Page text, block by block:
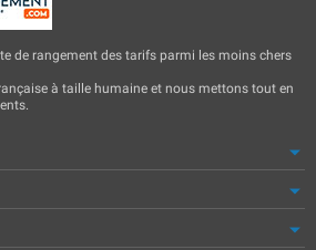
de rangement des tarifs parmi les moins chers
à taille humaine et nous mettons tout en